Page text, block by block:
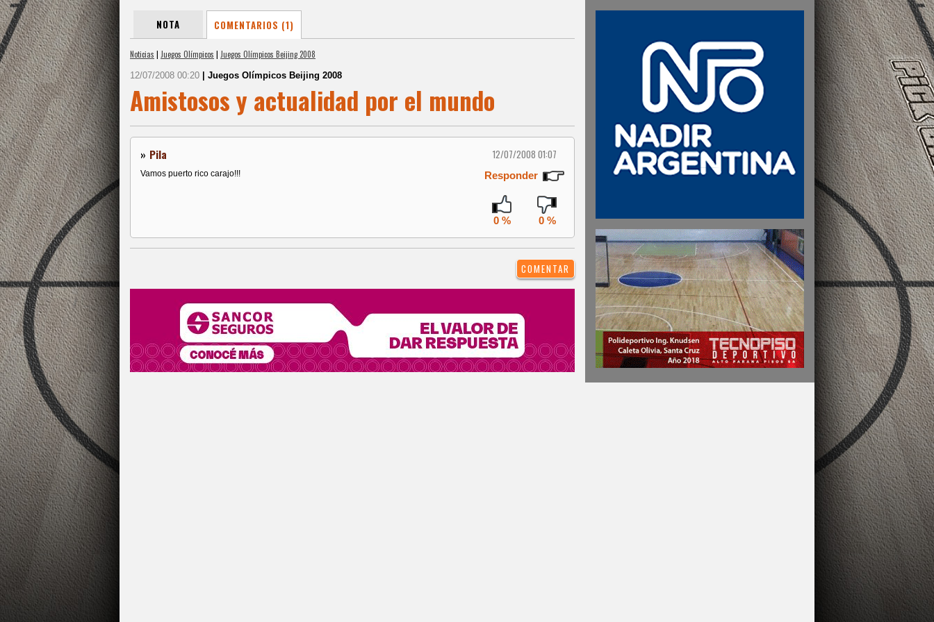
NOTA COMENTARIOS (1)
Noticias | Juegos Olímpicos | Juegos Olímpicos Beijing 2008
12/07/2008 00:20 | Juegos Olímpicos Beijing 2008
Amistosos y actualidad por el mundo
» Pila 12/07/2008 01:07
Vamos puerto rico carajo!!! Responder
0 % 0 %